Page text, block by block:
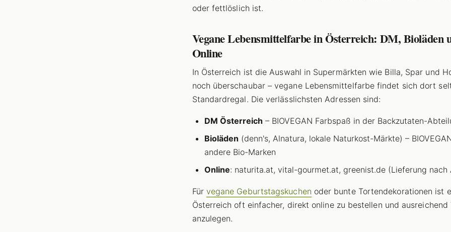
oder fettlöslich ist.
Vegane Lebensmittelfarbe in Österreich: DM, Bioläden
Online
In Österreich ist die Auswahl in Supermärkten wie Billa, Spar und
noch überschaubar – vegane Lebensmittelfarbe findet sich dort
Standardregal. Die verlässlichsten Adressen sind:
DM Österreich – BIOVEGAN Farbspaß in der Backzutaten-
Bioläden (denn's, Alnatura, lokale Naturkost-Märkte) –
andere Bio-Marken
Online: naturita.at, vital-gourmet.at, greenist.de (Lieferung nach
Für vegane Geburtstagskuchen oder bunte Tortendekorationen ist
Österreich oft einfacher, direkt online zu bestellen und ausreichend
anzulegen.